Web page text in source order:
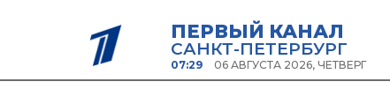
ПЕРВЫЙ КАНАЛ
САНКТ-ПЕТЕРБУРГ
07:29 06 АВГУСТА 2026, ЧЕТВЕРГ